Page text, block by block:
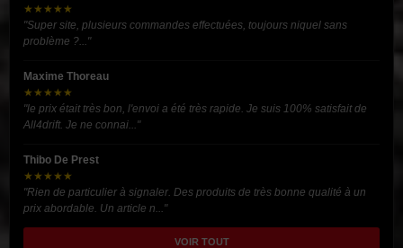
★★★★★
"Super site, plusieurs commandes effectuées, toujours niquel sans
problème ?..."
Maxime Thoreau
★★★★★
"le prix était très bon, l'envoi a été très rapide. Je suis 100% satisfait de
All4drift. Je ne connai..."
Thibo De Prest
★★★★★
"Rien de particulier à signaler. Des produits de très bonne qualité à un
prix abordable. Un article n..."
VOIR TOUT